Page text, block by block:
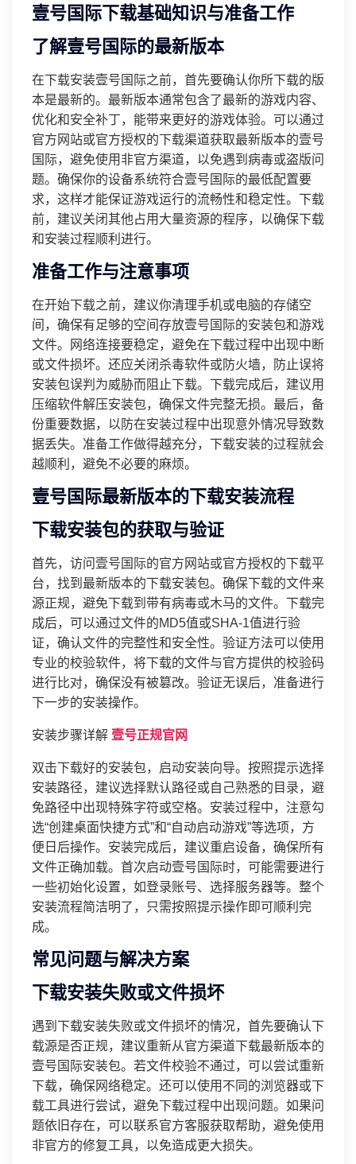
壹号国际下载基础知识与准备工作
了解壹号国际的最新版本
在下载安装壹号国际之前，首先要确认你所下载的版
本是最新的。最新版本通常包含了最新的游戏内容、
优化和安全补丁，能带来更好的游戏体验。可以通过
官方网站或官方授权的下载渠道获取最新版本的壹号
国际，避免使用非官方渠道，以免遇到病毒或盗版问
题。确保你的设备系统符合壹号国际的最低配置要
求，这样才能保证游戏运行的流畅性和稳定性。下载
前，建议关闭其他占用大量资源的程序，以确保下载
和安装过程顺利进行。
准备工作与注意事项
在开始下载之前，建议你清理手机或电脑的存储空
间，确保有足够的空间存放壹号国际的安装包和游戏
文件。网络连接要稳定，避免在下载过程中出现中断
或文件损坏。还应关闭杀毒软件或防火墙，防止误将
安装包误判为威胁而阻止下载。下载完成后，建议用
压缩软件解压安装包，确保文件完整无损。最后，备
份重要数据，以防在安装过程中出现意外情况导致数
据丢失。准备工作做得越充分，下载安装的过程就会
越顺利，避免不必要的麻烦。
壹号国际最新版本的下载安装流程
下载安装包的获取与验证
首先，访问壹号国际的官方网站或官方授权的下载平
台，找到最新版本的下载安装包。确保下载的文件来
源正规，避免下载到带有病毒或木马的文件。下载完
成后，可以通过文件的MD5值或SHA-1值进行验
证，确认文件的完整性和安全性。验证方法可以使用
专业的校验软件，将下载的文件与官方提供的校验码
进行比对，确保没有被篡改。验证无误后，准备进行
下一步的安装操作。
安装步骤详解 壹号正规官网
双击下载好的安装包，启动安装向导。按照提示选择
安装路径，建议选择默认路径或自己熟悉的目录，避
免路径中出现特殊字符或空格。安装过程中，注意勾
选“创建桌面快捷方式”和“自动启动游戏”等选项，方
便日后操作。安装完成后，建议重启设备，确保所有
文件正确加载。首次启动壹号国际时，可能需要进行
一些初始化设置，如登录账号、选择服务器等。整个
安装流程简洁明了，只需按照提示操作即可顺利完
成。
常见问题与解决方案
下载安装失败或文件损坏
遇到下载安装失败或文件损坏的情况，首先要确认下
载源是否正规，建议重新从官方渠道下载最新版本的
壹号国际安装包。若文件校验不通过，可以尝试重新
下载，确保网络稳定。还可以使用不同的浏览器或下
载工具进行尝试，避免下载过程中出现问题。如果问
题依旧存在，可以联系官方客服获取帮助，避免使用
非官方的修复工具，以免造成更大损失。